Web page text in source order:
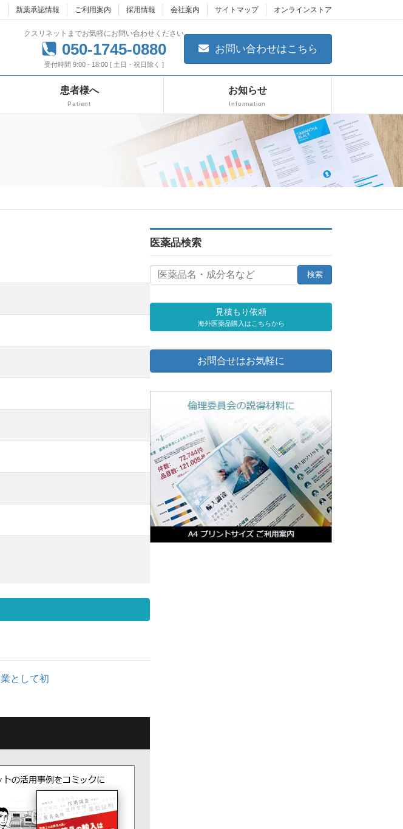
新薬承認情報 ご利用案内 採用情報 会社案内 サイトマップ オンラインストア
クスリネットまでお気軽にお問い合わせください
050-1745-0880
受付時間 9:00 - 18:00 [ 土日・祝日除く ]
お問い合わせはこちら
患者様へ
Patient
お知らせ
Information
として初
医薬品検索
見積もり依頼
海外医薬品購入はこちらから
お問合せはお気軽に